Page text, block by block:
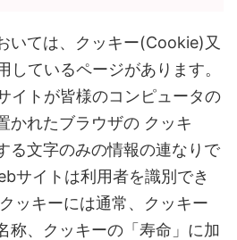
いては、クッキー(Cookie)又
しているページがあります。
イトが皆様のコンピュータの
かれたブラウザの クッキ
る文字のみの情報の連なりで
サイトは利用者を識別でき
ッキーには通常、クッキー
称、クッキーの「寿命」に加